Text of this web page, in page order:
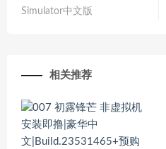
Simulator中文版
相关推荐